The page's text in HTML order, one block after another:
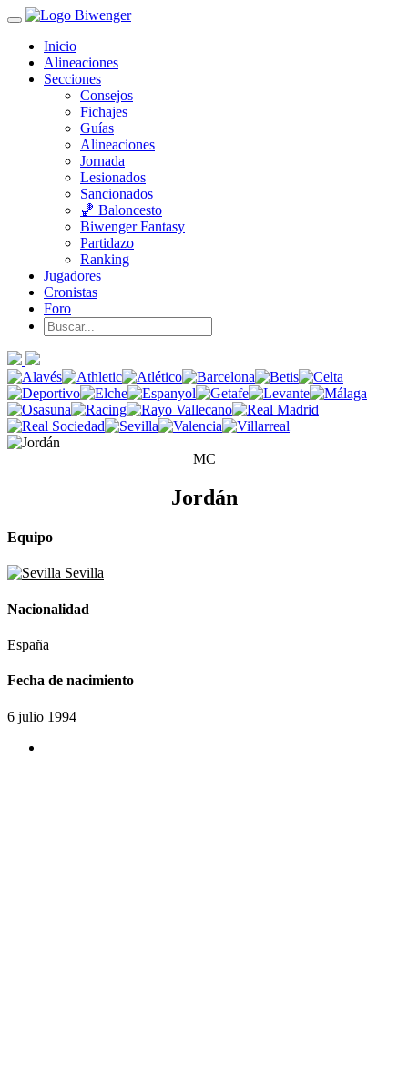
Inicio
Alineaciones
Secciones
Consejos
Fichajes
Guías
Alineaciones
Jornada
Lesionados
Sancionados
🏀 Baloncesto
Biwenger Fantasy
Partidazo
Ranking
Jugadores
Cronistas
Foro
MC
Jordán
Equipo
Sevilla
Nacionalidad
España
Fecha de nacimiento
6 julio 1994